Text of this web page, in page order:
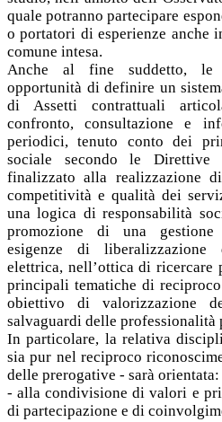
quale potranno partecipare
o portatori di esperienze anche
comune intesa.
Anche al fine suddetto, le
opportunità di definire un
di Assetti contrattuali
confronto, consultazione e
periodici, tenuto conto dei
sociale secondo le Direttive
finalizzato alla realizzazione
competitività e qualità dei
una logica di responsabilità
promozione di una gestione
esigenze di liberalizzazione
elettrica, nell’ottica di ricercare
principali tematiche di
obiettivo di valorizzazione
salvaguardi delle professionalità
In particolare, la relativa
sia pur nel reciproco
delle prerogative - sarà
- alla condivisione di valori e
di partecipazione e di